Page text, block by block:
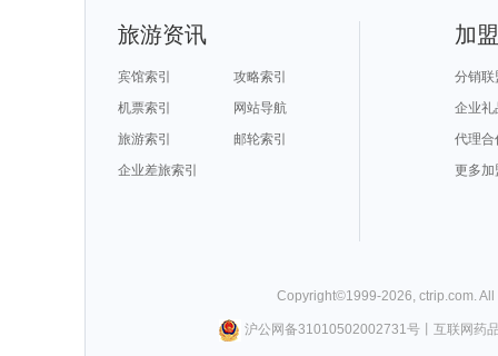
旅游资讯
宾馆索引
攻略索引
机票索引
网站导航
旅游索引
邮轮索引
企业差旅索引
加
分销联
企业礼
代理合
更多加
Copyright©1999-2026, ctrip.com.
沪公网备31010502002731号丨 互联网药